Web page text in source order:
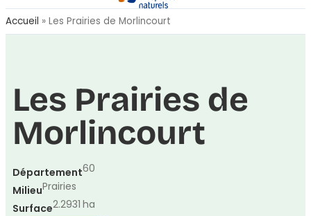
Accueil » Les Prairies de Morlincourt
Les Prairies de
Morlincourt
Département60
MilieuPrairies
Surface2.2931 ha